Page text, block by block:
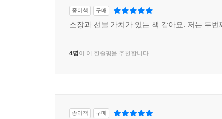
종이책 구매
소장과 선물 가치가 있는 책 같아요. 저는 두번
4명이 이 한줄평을 추천합니다.
종이책 구매